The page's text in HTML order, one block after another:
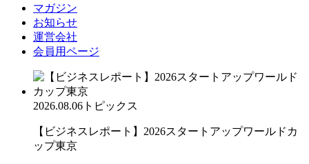
マガジン
お知らせ
運営会社
会員用ページ
2026.08.06 トピックス
【ビジネスレポート】2026スタートアップワールドカ
ップ東京